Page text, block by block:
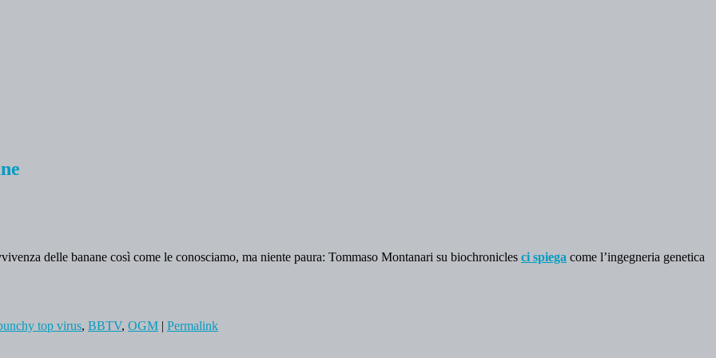
delle banane così come le conosciamo, ma niente paura: Tommaso Montanari su biochronicles ci spiega come l’ingegneria genetica
top virus, BBTV, OGM | Permalink